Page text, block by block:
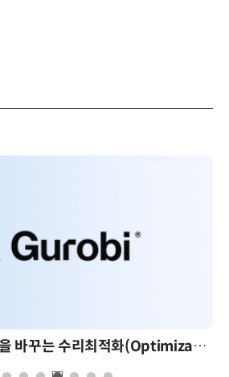
AI 시대의 의사결정을 바꾸는 수리최적화(Optimization): 실제 산업 적용 사례와 활용 전략